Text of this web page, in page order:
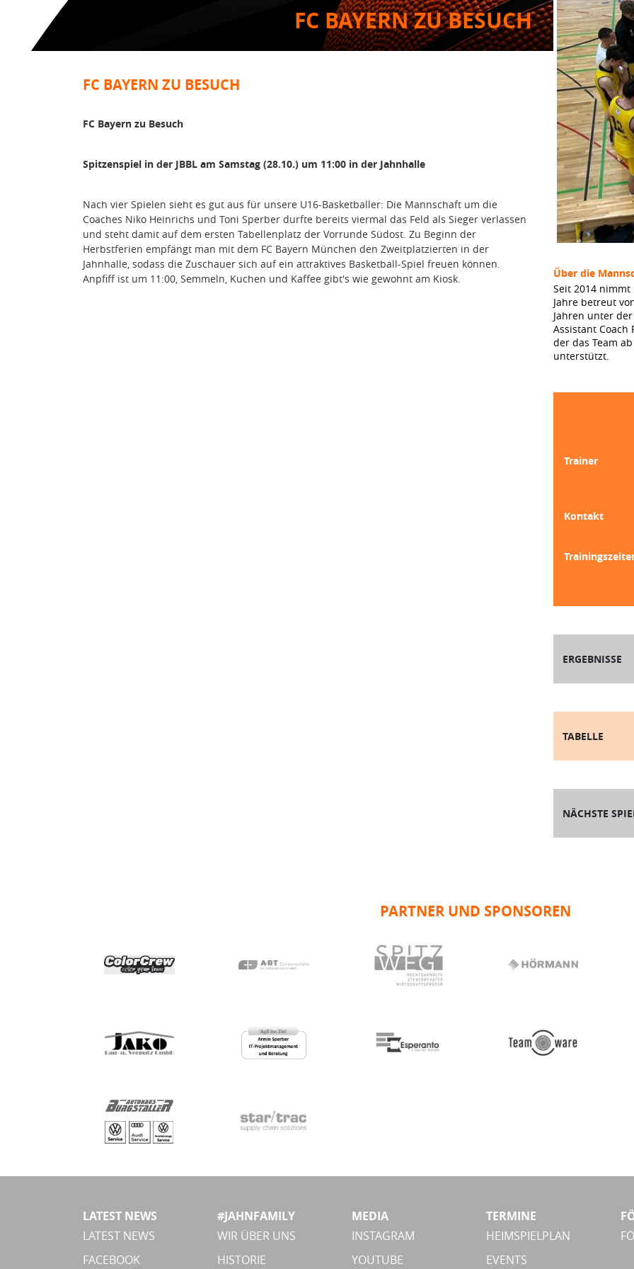
FC BAYERN ZU BESUCH
FC BAYERN ZU BESUCH
FC Bayern zu Besuch
Spitzenspiel in der JBBL am Samstag (28.10.) um 11:00 in der Jahnhalle
Nach vier Spielen sieht es gut aus für unsere U16-Basketballer: Die Mannschaft um die
Coaches Niko Heinrichs und Toni Sperber durfte bereits viermal das Feld als Sieger verlassen
und steht damit auf dem ersten Tabellenplatz der Vorrunde Südost. Zu Beginn der
Herbstferien empfängt man mit dem FC Bayern München den Zweitplatzierten in der
Jahnhalle, sodass die Zuschauer sich auf ein attraktives Basketball-Spiel freuen können.
Anpfiff ist um 11:00, Semmeln, Kuchen und Kaffee gibt's wie gewohnt am Kiosk.
Über die
Seit 2014 nimmt
Jahre betreut
Jahren unter
Assistant Coach
der das Team
unterstützt.
Trainer
Kontakt
ERGEBNISSE
TABELLE
NÄCHSTE
PARTNER UND SPONSOREN
LATEST NEWS
LATEST NEWS
FACEBOOK
#JAHNFAMILY
WIR ÜBER UNS
HISTORIE
MEDIA
INSTAGRAM
YOUTUBE
TERMINE
HEIMSPIELPLAN
EVENTS